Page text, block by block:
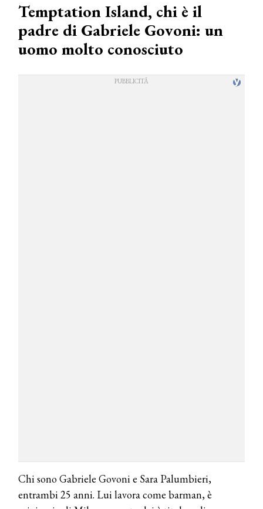
Temptation Island, chi è il
padre di Gabriele Govoni: un
uomo molto conosciuto
Chi sono Gabriele Govoni e Sara Palumbieri,
entrambi 25 anni. Lui lavora come barman, è